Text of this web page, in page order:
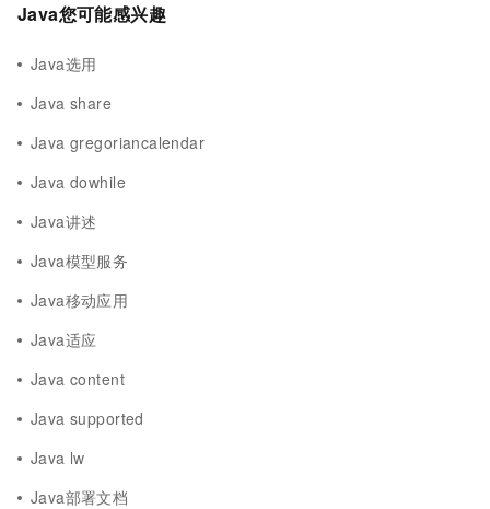
Java您可能感兴趣
Java选用
Java share
Java gregoriancalendar
Java dowhile
Java讲述
Java模型服务
Java移动应用
Java适应
Java content
Java supported
Java lw
Java部署文档